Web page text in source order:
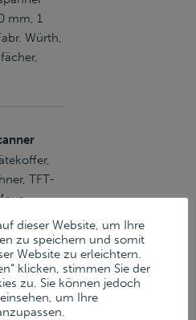
mm, 1
Würth,
TFT-
2
1 Posten
dieser Website, um Ihre
zu speichern und somit
Website zu erleichtern.
klicken, stimmen Sie der
zu. Sie können jedoch
um Ihre